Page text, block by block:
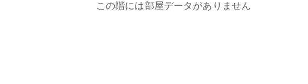
この階には部屋データがありません